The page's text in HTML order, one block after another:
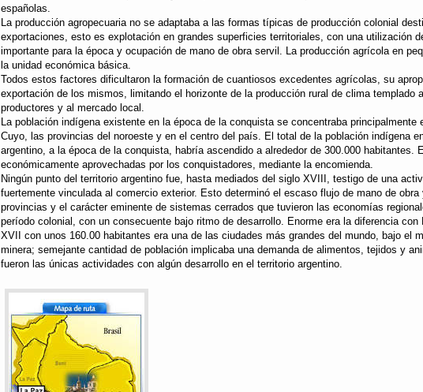
españolas.
La producción agropecuaria no se adaptaba a las formas típicas de producción colonial
exportaciones, esto es explotación en grandes superficies territoriales, con una utilización
importante para la época y ocupación de mano de obra servil. La producción agrícola en
la unidad económica básica.
Todos estos factores dificultaron la formación de cuantiosos excedentes agrícolas, su
exportación de los mismos, limitando el horizonte de la producción rural de clima templado
productores y al mercado local.
La población indígena existente en la época de la conquista se concentraba principalmente
Cuyo, las provincias del noroeste y en el centro del país. El total de la población indígena
argentino, a la época de la conquista, habría ascendido a alrededor de 300.000 habitantes.
económicamente aprovechadas por los conquistadores, mediante la encomienda.
Ningún punto del territorio argentino fue, hasta mediados del siglo XVIII, testigo de una
fuertemente vinculada al comercio exterior. Esto determinó el escaso flujo de mano de
provincias y el carácter eminente de sistemas cerrados que tuvieron las economías
período colonial, con un consecuente bajo ritmo de desarrollo. Enorme era la diferencia
XVII con unos 160.00 habitantes era una de las ciudades más grandes del mundo, bajo el
minera; semejante cantidad de población implicaba una demanda de alimentos, tejidos y
fueron las únicas actividades con algún desarrollo en el territorio argentino.